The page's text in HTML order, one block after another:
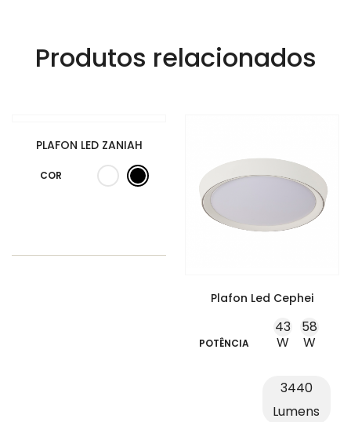
Produtos relacionados
PLAFON LED ZANIAH
COR
Plafon Led Cephei
POTÊNCIA
43
W
58
W
3440
Lumens